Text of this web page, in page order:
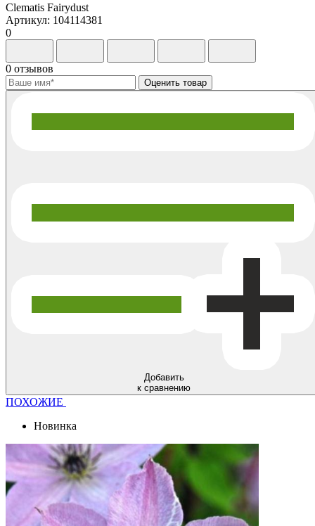
Clematis Fairydust
Артикул: 104114381
0
0 отзывов
Добавить
к сравнению
ПОХОЖИЕ
Новинка